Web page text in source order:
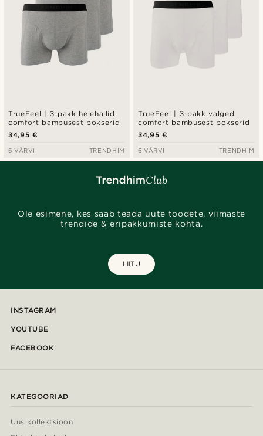
TrueFeel | 3-pakk helehallid
comfort bambusest bokserid
34,95 €
6 VÄRVI TRENDHIM
TrueFeel | 3-pakk valged
comfort bambusest bokserid
34,95 €
6 VÄRVI TRENDHIM
Ole esimene, kes saab teada uute toodete, viimaste
trendide & eripakkumiste kohta.
LIITU
INSTAGRAM
YOUTUBE
FACEBOOK
KATEGOORIAD
Uus kollektsioon